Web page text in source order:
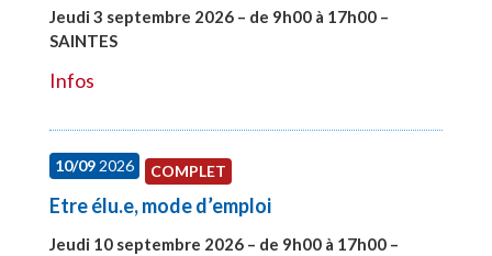
Jeudi 3 septembre 2026 – de 9h00 à 17h00 –
SAINTES
Infos
10/092026 COMPLET
Etre élu.e, mode d’emploi
Jeudi 10 septembre 2026 – de 9h00 à 17h00 –